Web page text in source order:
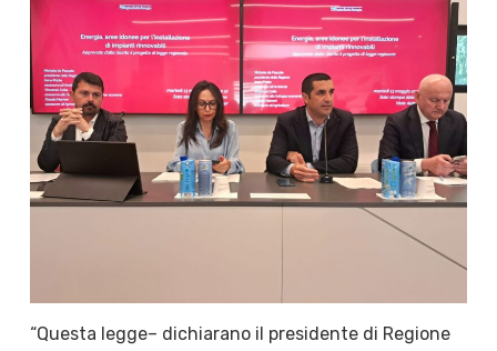
“Questa legge– dichiarano il presidente di Regione